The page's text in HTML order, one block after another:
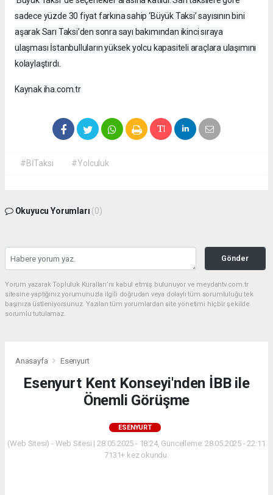
sadece yüzde 30 fiyat farkına sahip ‘Büyük Taksi’ sayısının bini
aşarak Sarı Taksi’den sonra sayı bakımından ikinci sıraya
ulaşması İstanbulluların yüksek yolcu kapasiteli araçlara ulaşımını
kolaylaştırdı.
Kaynak iha.com.tr
#BİTaksi #Yolculuk
Okuyucu Yorumları (0)
Gönder
Yorum yazarak Topluluk Kuralları’nı kabul etmiş bulunuyor ve meydantv.com.tr
sitesine yaptığınız yorumunuzla ilgili doğrudan veya dolaylı tüm sorumluluğu tek
başınıza üstleniyorsunuz. Yazılan tüm yorumlardan site yönetimi hiçbir şekilde
sorumlu tutulamaz.
Anasayfa Esenyurt
Esenyurt Kent Konseyi'nden İBB ile
Önemli Görüşme
ESENYURT
(Web Sitesi) - Web Sitesi | 28.05.2025 - 18:24, Güncelleme: 28.05.2025 - 22:11
7131+ kez okundu.